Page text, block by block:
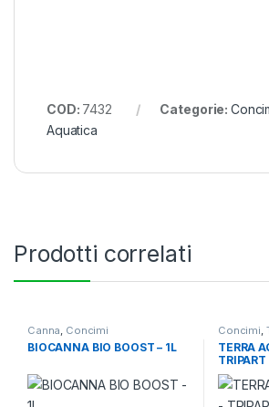
COD: 7432 Categorie:
Aquatica
Prodotti correlati
Canna, Concimi
BIOCANNA BIO BOOST – 1L
Concimi,
TERRA
BLOOM –